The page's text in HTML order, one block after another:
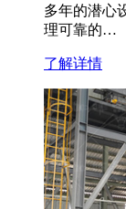
多年的潜心
理可靠的…
了解详情